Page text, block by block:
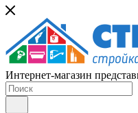
Интернет-магазин